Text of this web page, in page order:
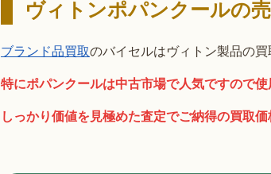
ヴィトンポパンクールの
ブランド品買取のバイセルはヴィトン製品の買
特にポパンクールは中古市場で人気ですので
しっかり価値を見極めた査定でご納得の買取